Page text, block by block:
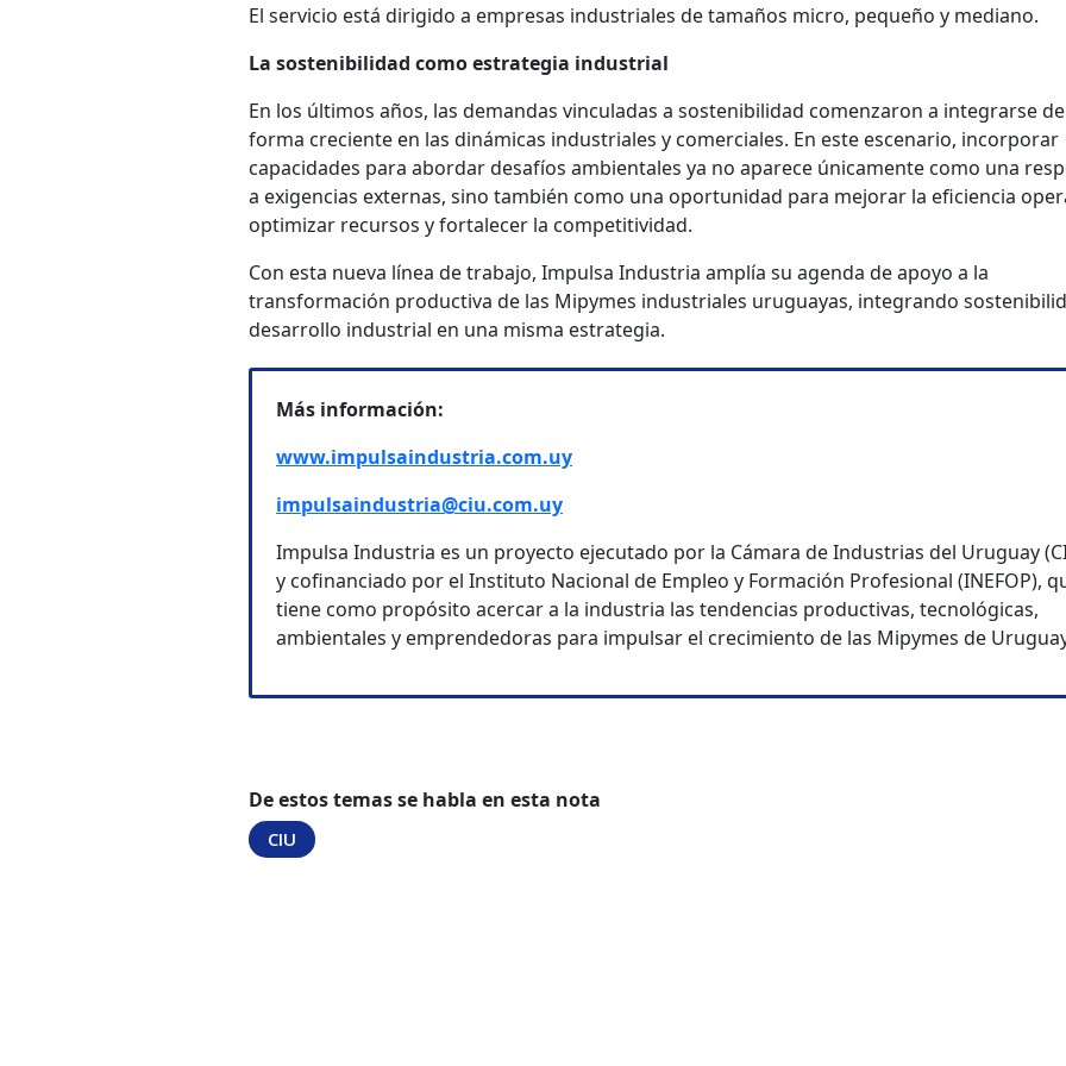
El servicio está dirigido a empresas industriales de tamaños micro, pequeño y mediano.
La sostenibilidad como estrategia industrial
En los últimos años, las demandas vinculadas a sostenibilidad comenzaron a integrarse de
forma creciente en las dinámicas industriales y comerciales. En este escenario, incorporar
capacidades para abordar desafíos ambientales ya no aparece únicamente como una
a exigencias externas, sino también como una oportunidad para mejorar la eficiencia
optimizar recursos y fortalecer la competitividad.
Con esta nueva línea de trabajo, Impulsa Industria amplía su agenda de apoyo a la
transformación productiva de las Mipymes industriales uruguayas, integrando
desarrollo industrial en una misma estrategia.
Más información:
www.impulsaindustria.com.uy
impulsaindustria@ciu.com.uy
Impulsa Industria es un proyecto ejecutado por la Cámara de Industrias del Uruguay
y cofinanciado por el Instituto Nacional de Empleo y Formación Profesional (INEFOP),
tiene como propósito acercar a la industria las tendencias productivas, tecnológicas,
ambientales y emprendedoras para impulsar el crecimiento de las Mipymes de
De estos temas se habla en esta nota
CIU